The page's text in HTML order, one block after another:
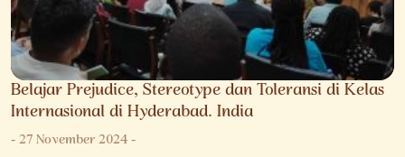
Belajar Prejudice, Stereotype dan Toleransi di Kelas
Internasional di Hyderabad. India
-27 November 2024-